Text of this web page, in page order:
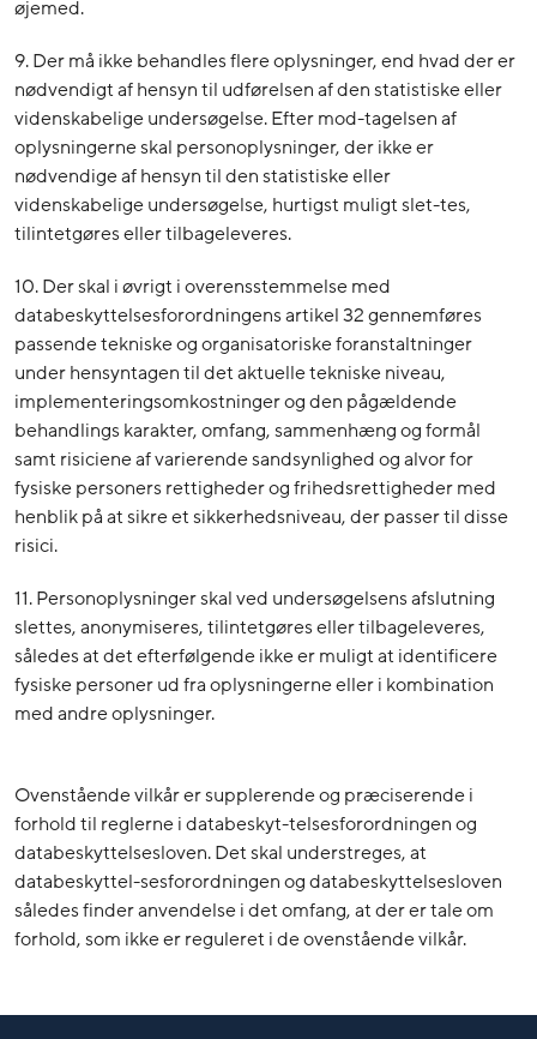
øjemed.
9. Der må ikke behandles flere oplysninger, end hvad der er
nødvendigt af hensyn til udførelsen af den statistiske eller
videnskabelige undersøgelse. Efter mod-tagelsen af
oplysningerne skal personoplysninger, der ikke er
nødvendige af hensyn til den statistiske eller
videnskabelige undersøgelse, hurtigst muligt slet-tes,
tilintetgøres eller tilbageleveres.
10. Der skal i øvrigt i overensstemmelse med
databeskyttelsesforordningens artikel 32 gennemføres
passende tekniske og organisatoriske foranstaltninger
under hensyntagen til det aktuelle tekniske niveau,
implementeringsomkostninger og den pågældende
behandlings karakter, omfang, sammenhæng og formål
samt risiciene af varierende sandsynlighed og alvor for
fysiske personers rettigheder og frihedsrettigheder med
henblik på at sikre et sikkerhedsniveau, der passer til disse
risici.
11. Personoplysninger skal ved undersøgelsens afslutning
slettes, anonymiseres, tilintetgøres eller tilbageleveres,
således at det efterfølgende ikke er muligt at identificere
fysiske personer ud fra oplysningerne eller i kombination
med andre oplysninger.
Ovenstående vilkår er supplerende og præciserende i
forhold til reglerne i databeskyt-telsesforordningen og
databeskyttelsesloven. Det skal understreges, at
databeskyttel-sesforordningen og databeskyttelsesloven
således finder anvendelse i det omfang, at der er tale om
forhold, som ikke er reguleret i de ovenstående vilkår.